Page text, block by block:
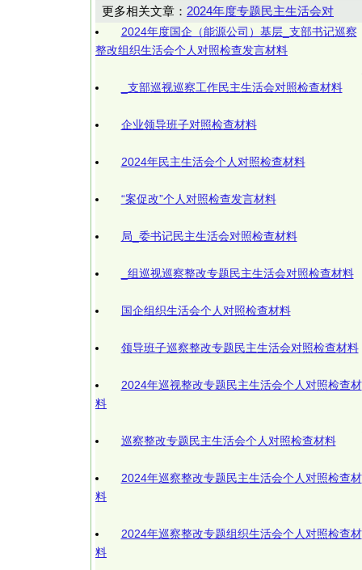
更多相关文章： 2024年度专题民主生活会对
2024年度国企（能源公司）基层_支部书记巡察
整改组织生活会个人对照检查发言材料
_支部巡视巡察工作民主生活会对照检查材料
企业领导班子对照检查材料
2024年民主生活会个人对照检查材料
“案促改”个人对照检查发言材料
局_委书记民主生活会对照检查材料
_组巡视巡察整改专题民主生活会对照检查材料
国企组织生活会个人对照检查材料
领导班子巡察整改专题民主生活会对照检查材料
2024年巡视整改专题民主生活会个人对照检查材
料
巡察整改专题民主生活会个人对照检查材料
2024年巡察整改专题民主生活会个人对照检查材
料
2024年巡察整改专题组织生活会个人对照检查材
料